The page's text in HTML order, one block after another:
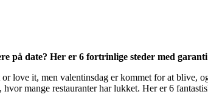
på date? Her er 6 fortrinlige steder med
love it, men valentinsdag er kommet for at
mange restauranter har lukket. Her er 6